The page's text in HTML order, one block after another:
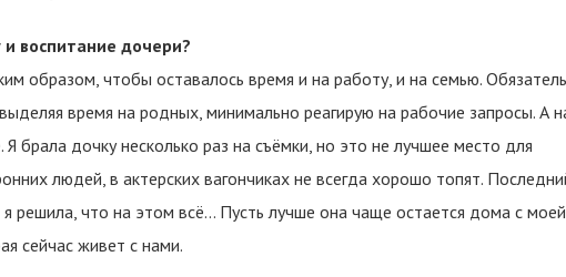
воспитание дочери?
образом, чтобы оставалось время и на работу, и на семью.
время на родных, минимально реагирую на рабочие запросы. А
брала дочку несколько раз на съёмки, но это не лучшее место для
людей, в актерских вагончиках не всегда хорошо топят.
решила, что на этом всё... Пусть лучше она чаще остается дома с моей
сейчас живет с нами.